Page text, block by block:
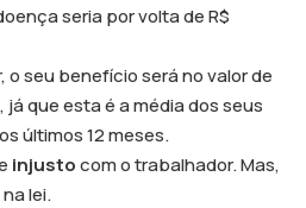
seria por volta de R$
o seu benefício será no valor de
que esta é a média dos seus
últimos 12 meses.
injustocom o trabalhador. Mas,
lei.